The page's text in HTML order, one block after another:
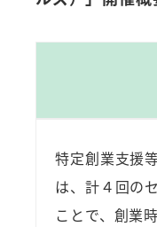
特定創業支援
は、計４回の
ことで、創業